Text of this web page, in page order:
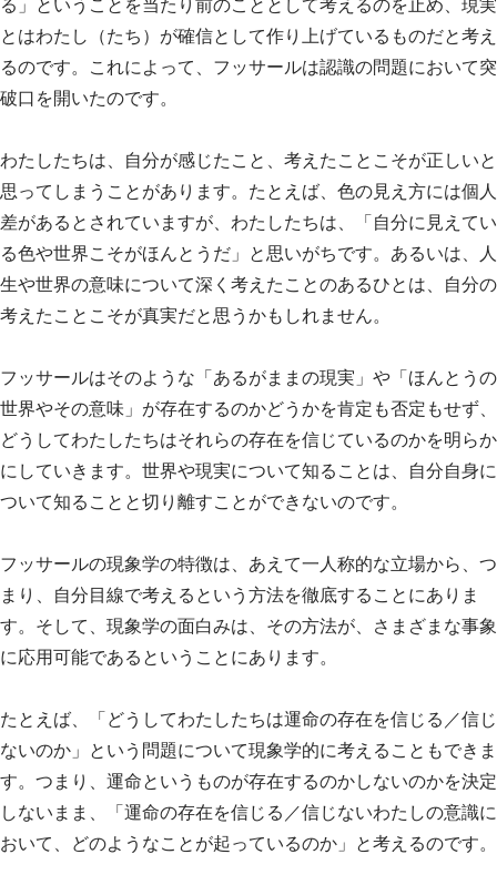
る」ということを当たり前のこととして考えるのを止め、現実
とはわたし（たち）が確信として作り上げているものだと考え
るのです。これによって、フッサールは認識の問題において突
破口を開いたのです。
わたしたちは、自分が感じたこと、考えたことこそが正しいと
思ってしまうことがあります。たとえば、色の見え方には個人
差があるとされていますが、わたしたちは、「自分に見えてい
る色や世界こそがほんとうだ」と思いがちです。あるいは、人
生や世界の意味について深く考えたことのあるひとは、自分の
考えたことこそが真実だと思うかもしれません。
フッサールはそのような「あるがままの現実」や「ほんとうの
世界やその意味」が存在するのかどうかを肯定も否定もせず、
どうしてわたしたちはそれらの存在を信じているのかを明らか
にしていきます。世界や現実について知ることは、自分自身に
ついて知ることと切り離すことができないのです。
フッサールの現象学の特徴は、あえて一人称的な立場から、つ
まり、自分目線で考えるという方法を徹底することにありま
す。そして、現象学の面白みは、その方法が、さまざまな事象
に応用可能であるということにあります。
たとえば、「どうしてわたしたちは運命の存在を信じる／信じ
ないのか」という問題について現象学的に考えることもできま
す。つまり、運命というものが存在するのかしないのかを決定
しないまま、「運命の存在を信じる／信じないわたしの意識に
おいて、どのようなことが起っているのか」と考えるのです。